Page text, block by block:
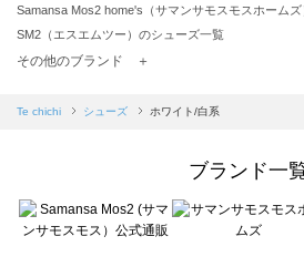
Samansa Mos2 home's（サマンサモスモスホーム
SM2（エスエムツー）のシューズ一覧
TSUHARU by Samansa Mos2（ツハルバイサマンサ
Samansa Mos2 blue（サマンサモスモス ブルー）の
sō4ū（ソウフォーユー）のシューズ一覧
Te chichi（テチチ）のシューズ一覧
Te chichi CLASSIC（テチチ クラシック）のシューズ
その他のブランド ＋
Te chichi シューズ ホワイト/白系
ブランド一